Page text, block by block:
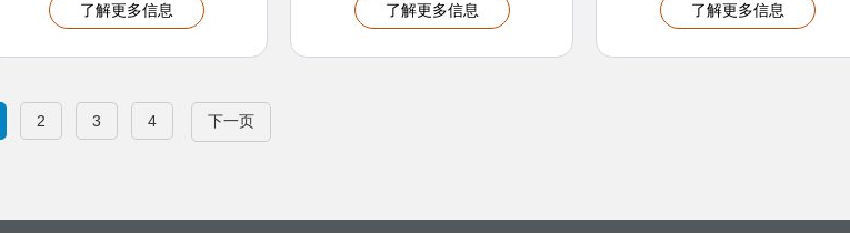
了解更多信息 了解更多信息 了解更多信息
2 3 4 下一页